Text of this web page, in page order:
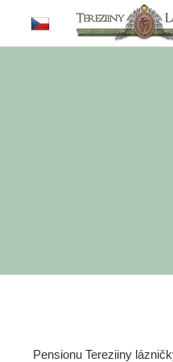
Pensionu Tereziiny